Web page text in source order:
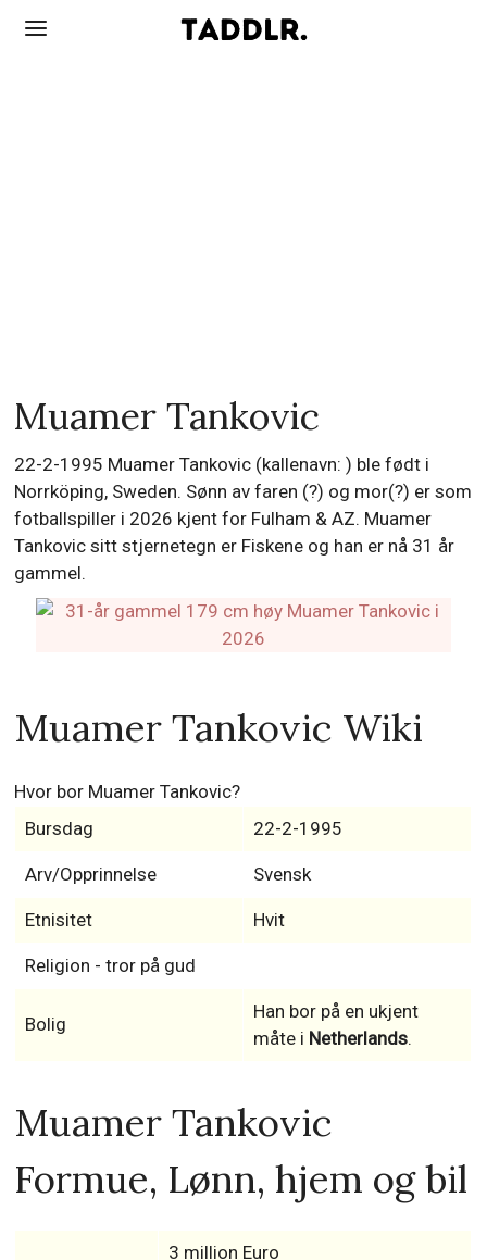
Muamer Tankovic
22-2-1995 Muamer Tankovic (kallenavn: ) ble født i
Norrköping, Sweden. Sønn av faren (?) og mor(?) er som
fotballspiller i 2026 kjent for Fulham & AZ. Muamer
Tankovic sitt stjernetegn er Fiskene og han er nå 31 år
gammel.
Muamer Tankovic Wiki
Hvor bor Muamer Tankovic?
Bursdag
22-2-1995
Arv/Opprinnelse Svensk
Etnisitet Hvit
Religion - tror på gud
Bolig
Han bor på en ukjent
måte i Netherlands.
Muamer Tankovic
Formue, Lønn, hjem og bil
3 million Euro